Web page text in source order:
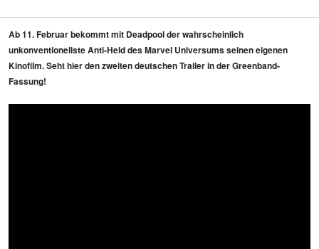
Ab 11. Februar bekommt mit Deadpool der wahrscheinlich
unkonventionellste Anti-Held des Marvel Universums seinen eigenen
Kinofilm. Seht hier den zweiten deutschen Trailer in der Greenband-
Fassung!